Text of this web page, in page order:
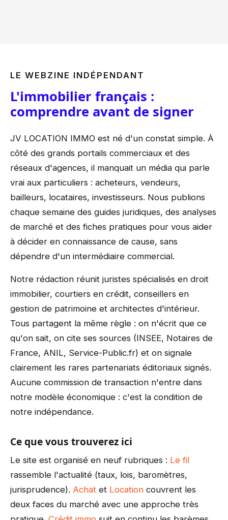
LE WEBZINE INDÉPENDANT
L'immobilier français :
comprendre avant de signer
JV LOCATION IMMO est né d'un constat simple. À
côté des grands portails commerciaux et des
réseaux d'agences, il manquait un média qui parle
vrai aux particuliers : acheteurs, vendeurs,
bailleurs, locataires, investisseurs. Nous publions
chaque semaine des guides juridiques, des analyses
de marché et des fiches pratiques pour vous aider
à décider en connaissance de cause, sans
dépendre d'un intermédiaire commercial.
Notre rédaction réunit juristes spécialisés en droit
immobilier, courtiers en crédit, conseillers en
gestion de patrimoine et architectes d'intérieur.
Tous partagent la même règle : on n'écrit que ce
qu'on sait, on cite ses sources (INSEE, Notaires de
France, ANIL, Service-Public.fr) et on signale
clairement les rares partenariats éditoriaux signés.
Aucune commission de transaction n'entre dans
notre modèle économique : c'est la condition de
notre indépendance.
Ce que vous trouverez ici
Le site est organisé en neuf rubriques : Le fil
rassemble l'actualité (taux, lois, baromètres,
jurisprudence). Achat et Location couvrent les
deux faces du marché avec une approche très